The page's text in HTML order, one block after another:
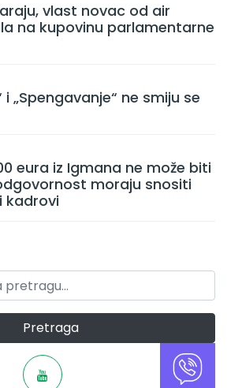
vlast novac od air
na kupovinu parlamentarne
i „Spengavanje“ ne smiju se
eura iz Igmana ne može biti
moraju snositi
kadrovi
Pretraga